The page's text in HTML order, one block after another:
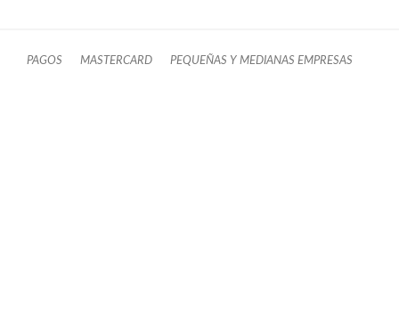
PAGOS MASTERCARD PEQUEÑAS Y MEDIANAS EMPRESAS